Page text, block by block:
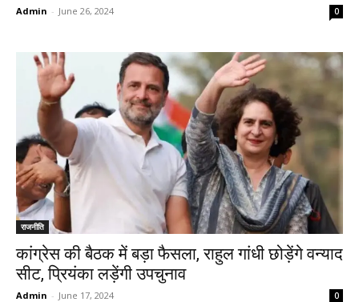
Admin - June 26, 2024 0
राजनीति
कांग्रेस की बैठक में बड़ा फैसला, राहुल गांधी छोड़ेंगे वन्याद
सीट, प्रियंका लड़ेंगी उपचुनाव
Admin - June 17, 2024 0